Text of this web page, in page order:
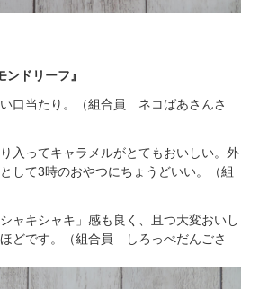
ドリーフ』
い口当たり。（組合員 ネコばあさんさ
入ってキャラメルがとてもおいしい。外
して3時のおやつにちょうどいい。（組
ャキシャキ」感も良く、且つ大変おいし
どです。（組合員 しろっぺだんごさ